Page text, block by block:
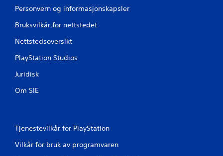
Personvern og informasjonskapsler
Bruksvilkår for nettstedet
Nettstedsoversikt
PlayStation Studios
Juridisk
Om SIE
Tjenestevilkår for PlayStation
Vilkår for bruk av programvaren